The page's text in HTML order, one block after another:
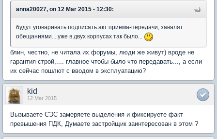
anna20027, on 12 Mar 2015 - 12:30:
будут уговаривать подписать акт приема-передачи, завалят
обещаниями....уже в двух корпусах так было...
блин, честно, не читала их форумы, люди же живут) вроде не
гарантия-строй,.... главное чтобы было что передавать..., а если
их сейчас пошлют с вводом в эксплуатацию?
kid
12 Mar 2015
Вызываете СЭС замеряете выделения и фиксируете факт
превышения ПДК, Думаете застройщик заинтересован в этом ?